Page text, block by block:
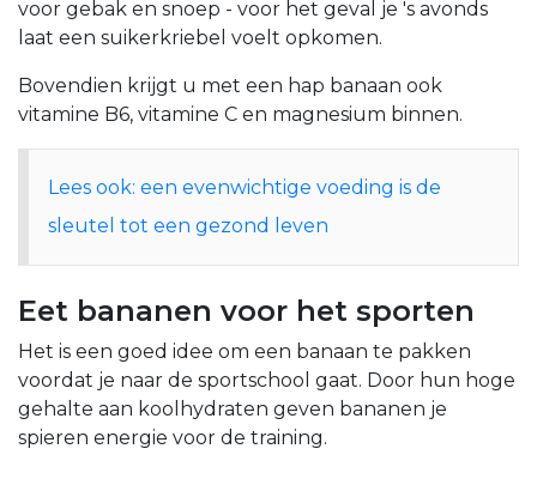
voor gebak en snoep - voor het geval je 's avonds
laat een suikerkriebel voelt opkomen.
Bovendien krijgt u met een hap banaan ook
vitamine B6, vitamine C en magnesium binnen.
Lees ook: een evenwichtige voeding is de
sleutel tot een gezond leven
Eet bananen voor het sporten
Het is een goed idee om een banaan te pakken
voordat je naar de sportschool gaat. Door hun hoge
gehalte aan koolhydraten geven bananen je
spieren energie voor de training.